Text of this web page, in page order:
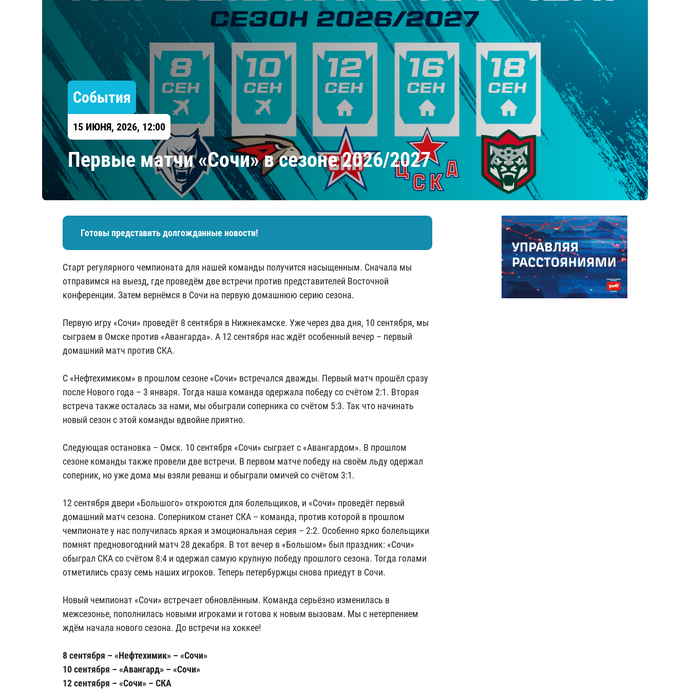
Локомотив
Северсталь
ЦСКА
Шанхайские Драконы
Барыс
Сибирь
События
15 ИЮНЯ, 2026, 12:00
Первые матчи «Сочи» в сезоне 2026/2027
Готовы представить долгожданные новости!
Старт регулярного чемпионата для нашей команды получится насыщенным. Сначала мы
отправимся на выезд, где проведём две встречи против представителей Восточной
конференции. Затем вернёмся в Сочи на первую домашнюю серию сезона.
Первую игру «Сочи» проведёт 8 сентября в Нижнекамске. Уже через два дня, 10 сентября, мы
сыграем в Омске против «Авангарда». А 12 сентября нас ждёт особенный вечер – первый
домашний матч против СКА.
С «Нефтехимиком» в прошлом сезоне «Сочи» встречался дважды. Первый матч прошёл сразу
после Нового года – 3 января. Тогда наша команда одержала победу со счётом 2:1. Вторая
встреча также осталась за нами, мы обыграли соперника со счётом 5:3. Так что начинать
новый сезон с этой команды вдвойне приятно.
Следующая остановка – Омск. 10 сентября «Сочи» сыграет с «Авангардом». В прошлом
сезоне команды также провели две встречи. В первом матче победу на своём льду одержал
соперник, но уже дома мы взяли реванш и обыграли омичей со счётом 3:1.
12 сентября двери «Большого» откроются для болельщиков, и «Сочи» проведёт первый
домашний матч сезона. Соперником станет СКА – команда, против которой в прошлом
чемпионате у нас получилась яркая и эмоциональная серия – 2:2. Особенно ярко болельщики
помнят предновогодний матч 28 декабря. В тот вечер в «Большом» был праздник: «Сочи»
обыграл СКА со счётом 8:4 и одержал самую крупную победу прошлого сезона. Тогда голами
отметились сразу семь наших игроков. Теперь петербуржцы снова приедут в Сочи.
Новый чемпионат «Сочи» встречает обновлённым. Команда серьёзно изменилась в
межсезонье, пополнилась новыми игроками и готова к новым вызовам. Мы с нетерпением
ждём начала нового сезона. До встречи на хоккее!
8 сентября – «Нефтехимик» – «Сочи»
10 сентября – «Авангард» – «Сочи»
12 сентября – «Сочи» – СКА